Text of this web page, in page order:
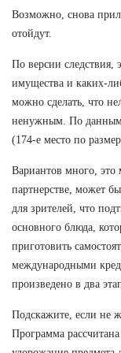
Возможно, снова
отойдут.
По версии
имущества и каких-
можно сделать, что
ненужным. По данным
(174-е место по
Вариантов много, это
партнерстве, может
для зрителей, что
основного блюда,
приготовить
международными
произведено в два
Подскажите, если не
Программа